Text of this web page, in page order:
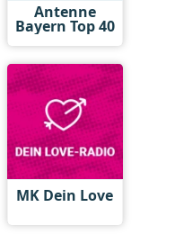
Antenne
Bayern Top 40
MK Dein Love